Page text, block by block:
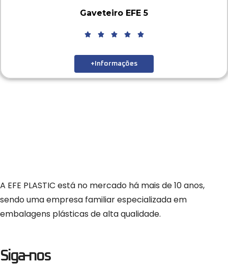
Gaveteiro EFE 5
+Informações
A EFE PLASTIC está no mercado há mais de 10 anos,
sendo uma empresa familiar especializada em
embalagens plásticas de alta qualidade.
Siga-nos